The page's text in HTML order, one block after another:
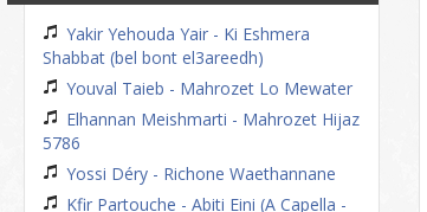
Yakir Yehouda Yair - Ki Eshmera
Shabbat (bel bont el3areedh)
Youval Taieb - Mahrozet Lo Mewater
Elhannan Meishmarti - Mahrozet Hijaz
5786
Yossi Déry - Richone Waethannane
Kfir Partouche - Abiti Eini (A Capella -